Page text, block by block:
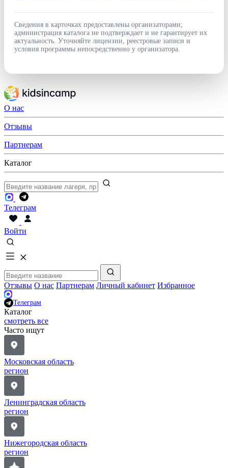
Сведения в карточках предоставлены организаторами;
администрация каталога не подтверждает и не гарантирует их
актуальность. Уточняйте лицензии, реестровые записи и
условия программы непосредственно у организатора.
О нас
Отзывы
Партнерам
Каталог
Телеграм
Войти
Отзывы О нас Партнерам Личный кабинет Избранное
Телеграм
Каталог
смотреть все
Часто ищут
Московская область
регион
Ленинградская область
регион
Нижегородская область
регион